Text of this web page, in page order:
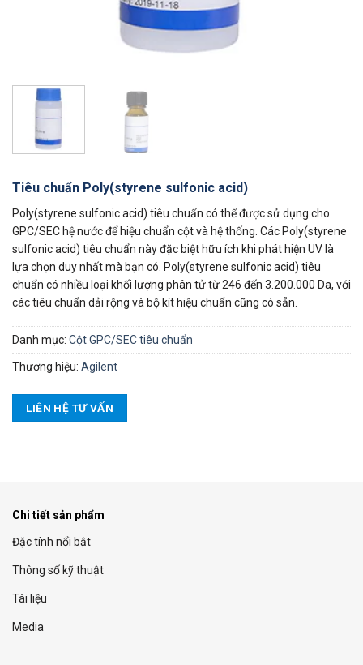
Tiêu chuẩn Poly(styrene sulfonic acid)
Poly(styrene sulfonic acid) tiêu chuẩn có thể được sử dụng cho
GPC/SEC hệ nước để hiệu chuẩn cột và hệ thống. Các Poly(styrene
sulfonic acid) tiêu chuẩn này đặc biệt hữu ích khi phát hiện UV là
lựa chọn duy nhất mà bạn có. Poly(styrene sulfonic acid) tiêu
chuẩn có nhiều loại khối lượng phân tử từ 246 đến 3.200.000 Da, với
các tiêu chuẩn dải rộng và bộ kít hiệu chuẩn cũng có sẵn.
Danh mục: Cột GPC/SEC tiêu chuẩn
Thương hiệu: Agilent
LIÊN HỆ TƯ VẤN
Chi tiết sản phẩm
Đặc tính nổi bật
Thông số kỹ thuật
Tài liệu
Media